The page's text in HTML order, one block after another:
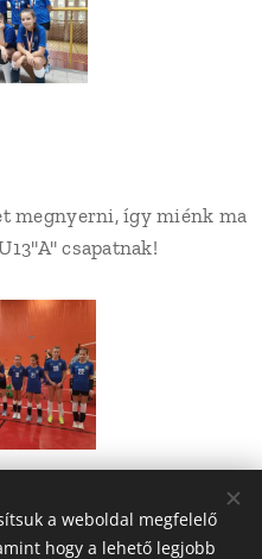
megnyerni, így miénk ma
csapatnak!
a weboldal megfelelő
hogy a lehető legjobb